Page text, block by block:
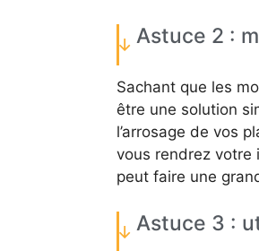
Astuce 2 :
Sachant que les
être une solution
l’arrosage de vos
vous rendrez votre
peut faire une
Astuce 3 :